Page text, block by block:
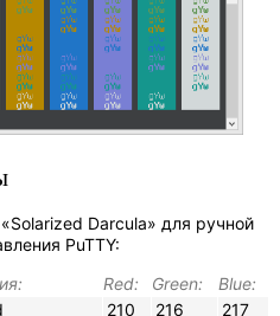
Darcula» для ручной
PuTTY:
Red: Green:
Blue:
210 216
217